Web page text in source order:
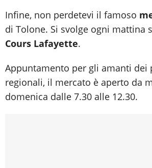
Infine, non perdetevi il famoso
di Tolone. Si svolge ogni mattina
Cours Lafayette.
Appuntamento per gli amanti dei
regionali, il mercato è aperto da
domenica dalle 7.30 alle 12.30.